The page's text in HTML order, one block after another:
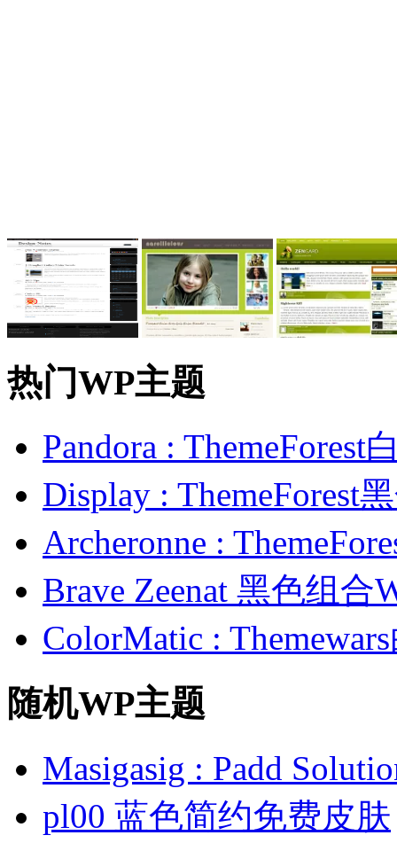
热门WP主题
Pandora : ThemeForest
Display : ThemeForest
Archeronne :
Brave Zeenat 黑色组合
ColorMatic :
随机WP主题
Masigasig : Padd
pl00 蓝色简约免费皮肤